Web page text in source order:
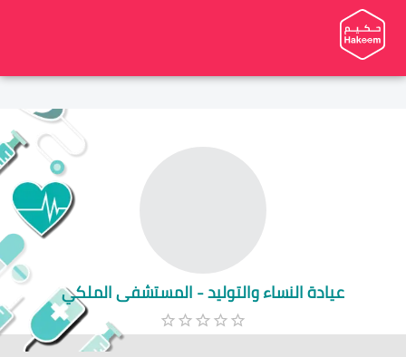
عيادة النساء والتوليد - المستشفى الملكي